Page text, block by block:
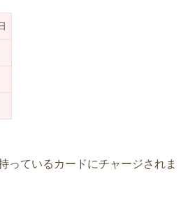
っているカードにチャージされま